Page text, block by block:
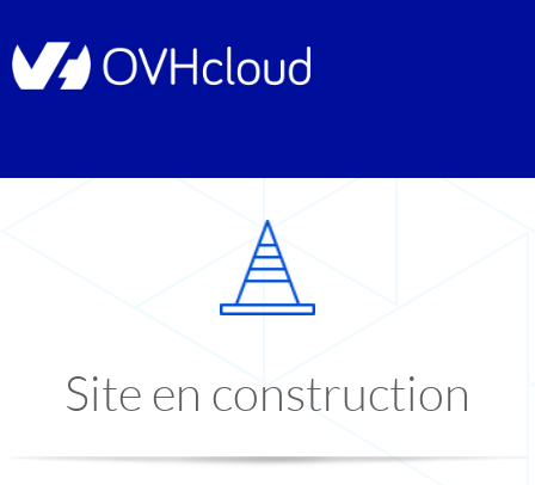
Site en construction